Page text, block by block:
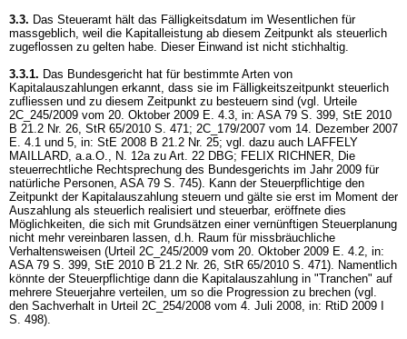
3.3. Das Steueramt hält das Fälligkeitsdatum im Wesentlichen für
massgeblich, weil die Kapitalleistung ab diesem Zeitpunkt als steuerlich
zugeflossen zu gelten habe. Dieser Einwand ist nicht stichhaltig.
3.3.1. Das Bundesgericht hat für bestimmte Arten von
Kapitalauszahlungen erkannt, dass sie im Fälligkeitszeitpunkt steuerlich
zufliessen und zu diesem Zeitpunkt zu besteuern sind (vgl. Urteile
2C_245/2009 vom 20. Oktober 2009 E. 4.3, in: ASA 79 S. 399, StE 2010
B 21.2 Nr. 26, StR 65/2010 S. 471; 2C_179/2007 vom 14. Dezember 2007
E. 4.1 und 5, in: StE 2008 B 21.2 Nr. 25; vgl. dazu auch LAFFELY
MAILLARD, a.a.O., N. 12a zu Art. 22 DBG; FELIX RICHNER, Die
steuerrechtliche Rechtsprechung des Bundesgerichts im Jahr 2009 für
natürliche Personen, ASA 79 S. 745). Kann der Steuerpflichtige den
Zeitpunkt der Kapitalauszahlung steuern und gälte sie erst im Moment der
Auszahlung als steuerlich realisiert und steuerbar, eröffnete dies
Möglichkeiten, die sich mit Grundsätzen einer vernünftigen Steuerplanung
nicht mehr vereinbaren lassen, d.h. Raum für missbräuchliche
Verhaltensweisen (Urteil 2C_245/2009 vom 20. Oktober 2009 E. 4.2, in:
ASA 79 S. 399, StE 2010 B 21.2 Nr. 26, StR 65/2010 S. 471). Namentlich
könnte der Steuerpflichtige dann die Kapitalauszahlung in "Tranchen" auf
mehrere Steuerjahre verteilen, um so die Progression zu brechen (vgl.
den Sachverhalt in Urteil 2C_254/2008 vom 4. Juli 2008, in: RtiD 2009 I
S. 498).